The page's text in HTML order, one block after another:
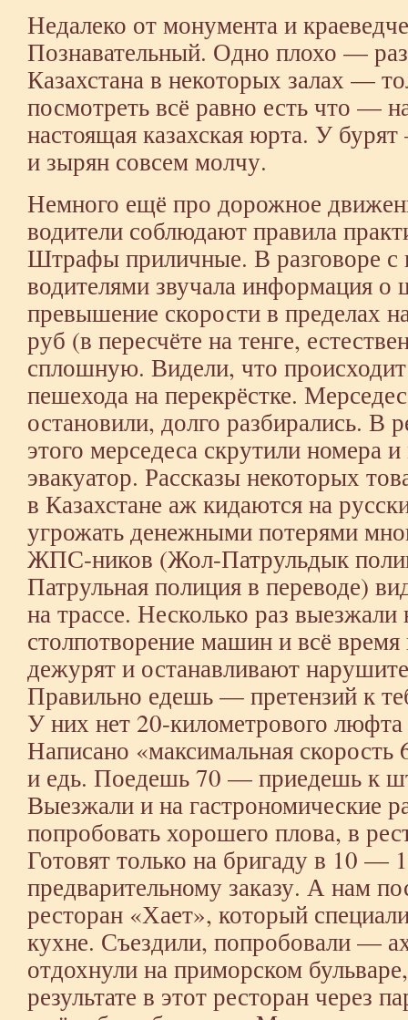
Недалеко от монумента и
Познавательный. Одно плохо —
Казахстана в некоторых залах —
посмотреть всё равно есть что —
настоящая казахская юрта. У
и зырян совсем молчу.
Немного ещё про дорожное
водители соблюдают правила
Штрафы приличные. В разговоре
водителями звучала информация о
превышение скорости в пределах
руб (в пересчёте на тенге,
сплошную. Видели, что
пешехода на перекрёстке.
остановили, долго разбирались. В
этого мерседеса скрутили номера
эвакуатор. Рассказы некоторых
в Казахстане аж кидаются на
угрожать денежными потерями
ЖПС-ников (Жол-Патрульдык
Патрульная полиция в переводе)
на трассе. Несколько раз
столпотворение машин и всё
дежурят и останавливают
Правильно едешь — претензий к
У них нет 20-километрового
Написано «максимальная
и едь. Поедешь 70 — приедешь к
Выезжали и на гастрономические
попробовать хорошего плова, в
Готовят только на бригаду в 10 —
предварительному заказу. А нам
ресторан «Хает», который
кухне. Съездили, попробовали —
отдохнули на приморском
результате в этот ресторан через